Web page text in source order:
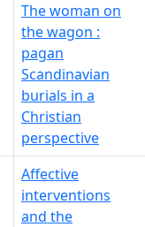
The woman on
the wagon :
pagan
Scandinavian
burials in a
Christian
perspective
Affective
interventions
and the